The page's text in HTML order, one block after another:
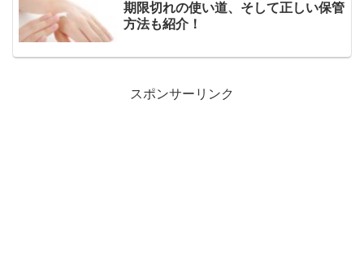
期限切れの使い道、そして正しい保管
方法も紹介！
スポンサーリンク